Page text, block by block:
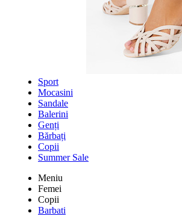
Sport
Mocasini
Sandale
Balerini
Genți
Bărbați
Copii
Summer Sale
Meniu
Femei
Copii
Barbati